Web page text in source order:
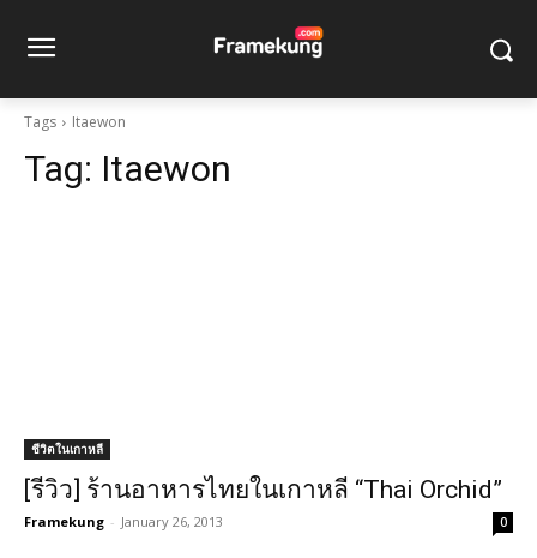
Tags Itaewon
Tag: Itaewon
ชีวิตในเกาหลี
[รีวิว] ร้านอาหารไทยในเกาหลี “Thai Orchid”
Framekung - January 26, 2013 0